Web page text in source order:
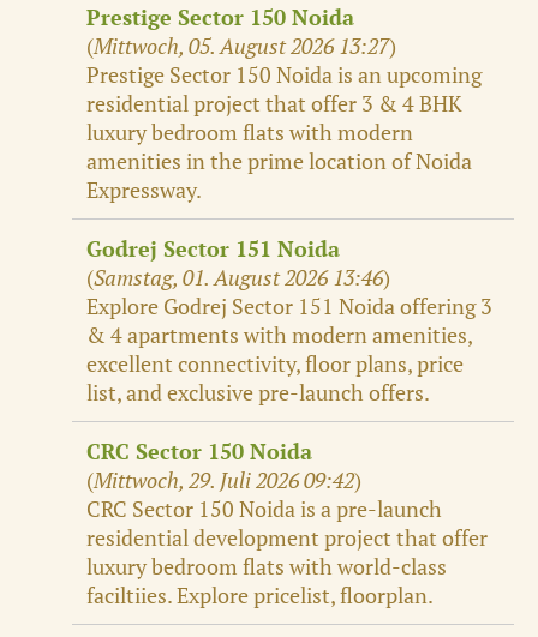
Prestige Sector 150 Noida
(Mittwoch, 05. August 2026 13:27)
Prestige Sector 150 Noida is an upcoming
residential project that offer 3 & 4 BHK
luxury bedroom flats with modern
amenities in the prime location of Noida
Expressway.
Godrej Sector 151 Noida
(Samstag, 01. August 2026 13:46)
Explore Godrej Sector 151 Noida offering 3
& 4 apartments with modern amenities,
excellent connectivity, floor plans, price
list, and exclusive pre-launch offers.
CRC Sector 150 Noida
(Mittwoch, 29. Juli 2026 09:42)
CRC Sector 150 Noida is a pre-launch
residential development project that offer
luxury bedroom flats with world-class
faciltiies. Explore pricelist, floorplan.